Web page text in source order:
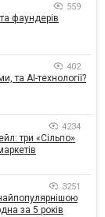
559
фаундерів
402
та AI-технології?
4234
три «Сільпо»
3251
за 5 років